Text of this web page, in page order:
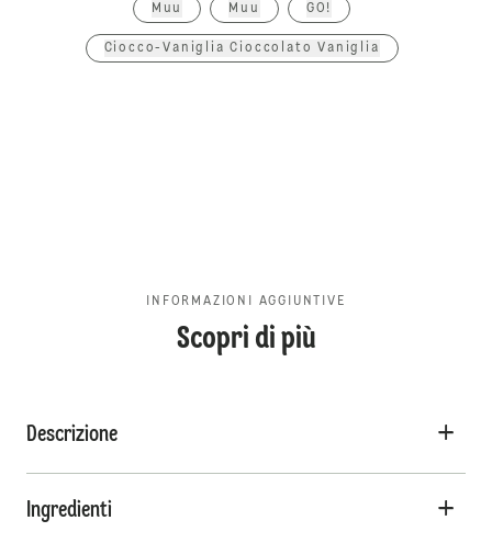
Muu Muu GO!
Ciocco-Vaniglia Cioccolato Vaniglia
INFORMAZIONI AGGIUNTIVE
Scopri di più
Descrizione
Ingredienti